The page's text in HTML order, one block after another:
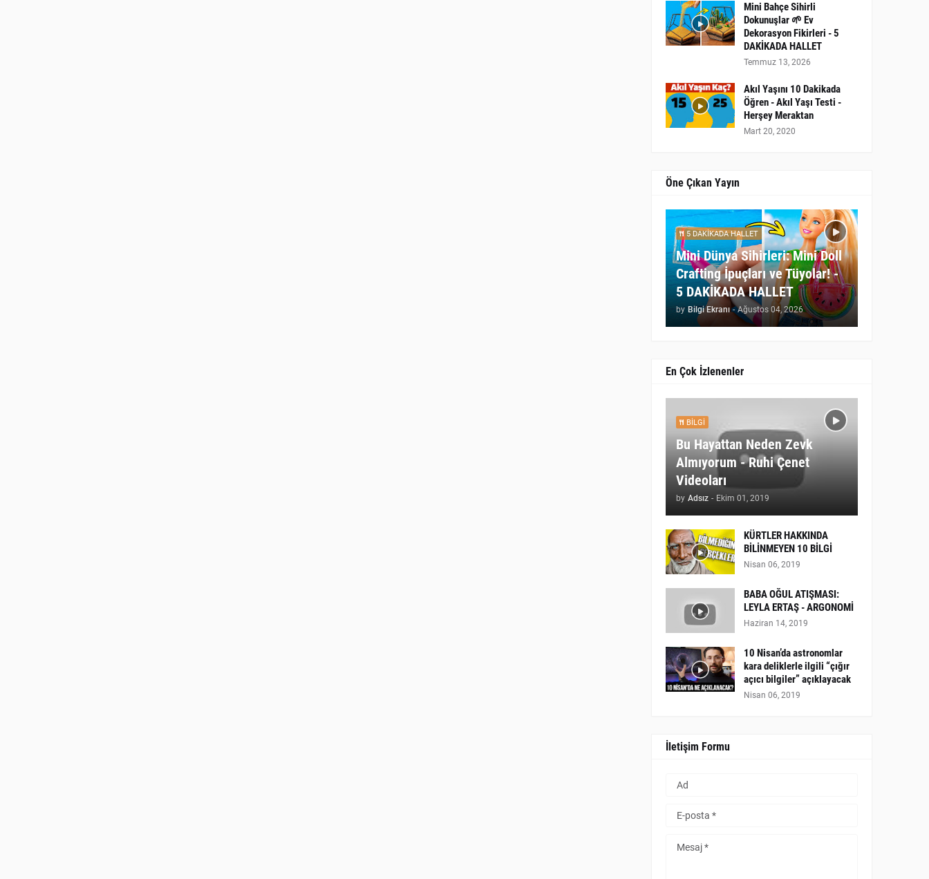
Mini Bahçe Sihirli
Dokunuşlar 🌱 Ev
Dekorasyon Fikirleri - 5
DAKİKADA HALLET
Temmuz 13, 2026
Akıl Yaşını 10 Dakikada
Öğren - Akıl Yaşı Testi -
Herşey Meraktan
Mart 20, 2020
Öne Çıkan Yayın
5 DAKİKADA HALLET
Mini Dünya Sihirleri: Mini Doll
Crafting İpuçları ve Tüyolar! -
5 DAKİKADA HALLET
by Bilgi Ekranı - Ağustos 04, 2026
En Çok İzlenenler
BILGI
Bu Hayattan Neden Zevk
Almıyorum - Ruhi Çenet
Videoları
by Adsız - Ekim 01, 2019
KÜRTLER HAKKINDA
BİLİNMEYEN 10 BİLGİ
Nisan 06, 2019
BABA OĞUL ATIŞMASI:
LEYLA ERTAŞ - ARGONOMİ
Haziran 14, 2019
10 Nisan’da astronomlar
kara deliklerle ilgili “çığır
açıcı bilgiler” açıklayacak
Nisan 06, 2019
İletişim Formu